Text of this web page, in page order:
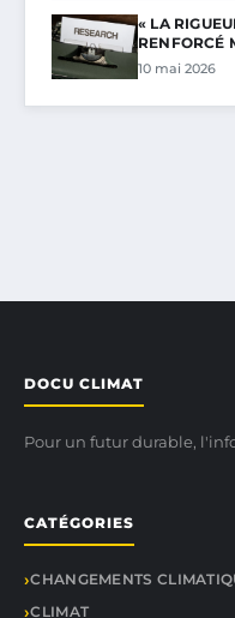
« LA
RENFORCÉ
10 mai 2026
DOCU CLIMAT
Pour un futur durable,
CATÉGORIES
CHANGEMENTS
CLIMAT